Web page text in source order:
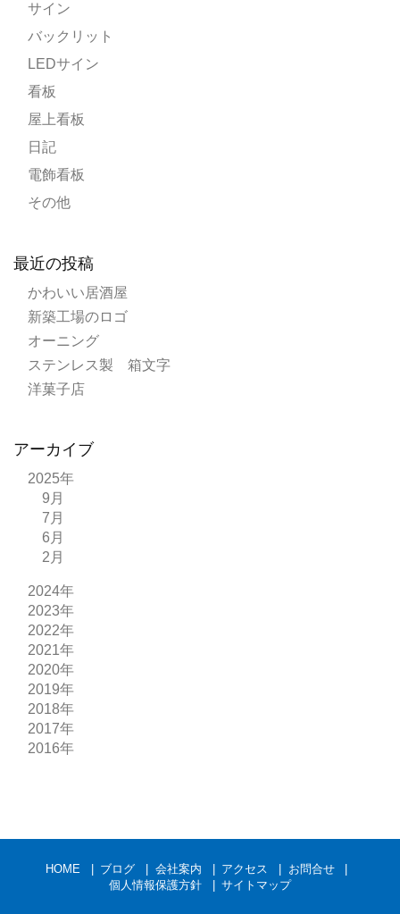
サイン
バックリット
LEDサイン
看板
屋上看板
日記
電飾看板
その他
最近の投稿
かわいい居酒屋
新築工場のロゴ
オーニング
ステンレス製 箱文字
洋菓子店
アーカイブ
2025年
9月
7月
6月
2月
2024年
2023年
2022年
2021年
2020年
2019年
2018年
2017年
2016年
HOME ブログ 会社案内 アクセス
お問合せ
個人情報保護方針
サイトマップ